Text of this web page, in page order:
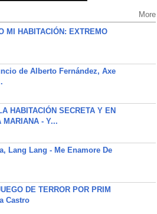
More
MI HABITACIÓN: EXTREMO
de Alberto Fernández, Axe
HABITACIÓN SECRETA Y EN
MARIANA - Y...
Lang Lang - Me Enamore De
DE TERROR POR PRIM
Castro